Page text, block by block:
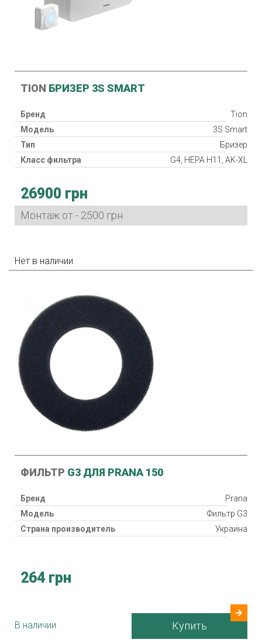
TION БРИЗЕР 3S SMART
Бренд
Tion
Модель
3S Smart
Тип
Бризер
Класс фильтра
G4, HEPA H11, AK-XL
Потребляемая мощность
Гарантия
24 мес.
Страна производитель
26900 грн
Монтаж от - 2500 грн
Нет в наличии
ФИЛЬТР G3 ДЛЯ PRANA 150
Бренд
Prana
Модель
Фильтр G3
Страна производитель
Украина
264 грн
В наличии Купить